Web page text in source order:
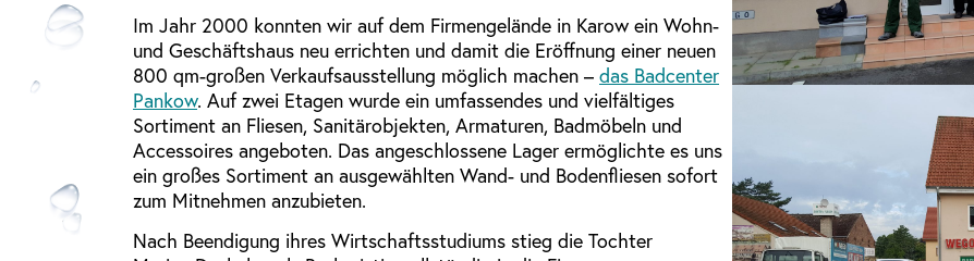
Im Jahr 2000 konnten wir auf dem Firmengelände in Karow ein Wohn-
und Geschäftshaus neu errichten und damit die Eröffnung einer neuen
800 qm-großen Verkaufsausstellung möglich machen – das Badcenter
Pankow. Auf zwei Etagen wurde ein umfassendes und vielfältiges
Sortiment an Fliesen, Sanitärobjekten, Armaturen, Badmöbeln und
Accessoires angeboten. Das angeschlossene Lager ermöglichte es uns
ein großes Sortiment an ausgewählten Wand- und Bodenfliesen sofort
zum Mitnehmen anzubieten.
Nach Beendigung ihres Wirtschaftsstudiums stieg die Tochter